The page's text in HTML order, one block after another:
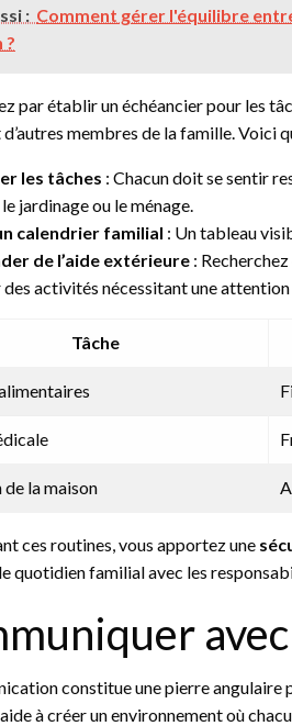
: Comment gérer l'équilibre
?
par établir un échéancier pour les
membres de la famille. Voici
les tâches : Chacun doit se sentir
jardinage ou le ménage.
calendrier familial : Un tableau
de l’aide extérieure :
des activités nécessitant une
Tâche
la maison
ces routines, vous apportez une
quotidien familial avec les
constitue une pierre
à créer un environnement où